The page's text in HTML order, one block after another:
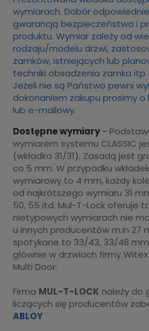
wymiarach. Dobór
gwarancją bezpieczeństwa i
produktu. Wymiar zależy od
rodzaju/modelu drzwi,
zamków, istniejących lub
techniki obsadzenia zamka itp.
Jeżeli nie są Państwo pewni
dokonaniem zakupu prosimy
lub e-mailowy.
Dostępne wymiary-
wymiarem systemu CLASSIC
(wkładka 31/31). Zasadą jest
co 5 mm. W przypadku
wymiarowy to 4 mm, każdy
od najkrótszego wymiaru 31
50, 55 itd. Mul-T-Lock oferuje
nietypowych wymiarach nie
u innych producentów m.in 27
spotykane to 33/43, 33/48
głównie w drzwiach firmy Witex
Multi Door.
Firma MUL-T-LOCK należy do
liczących się producentów
ABLOY